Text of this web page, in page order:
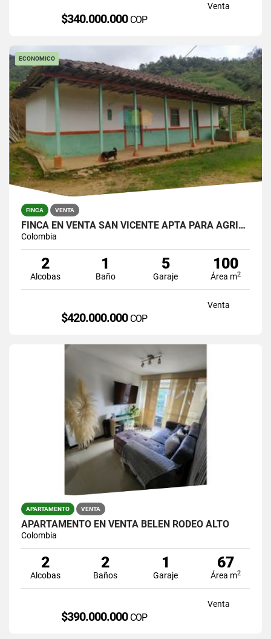
Venta
$340.000.000 COP
ECONOMICO
FINCA VENTA
FINCA EN VENTA SAN VICENTE APTA PARA AGRICULTURA
Colombia
2
Alcobas
1
Baño
5
Garaje
100
Área m2
Venta
$420.000.000 COP
APARTAMENTO VENTA
APARTAMENTO EN VENTA BELÉN RODEO ALTO
Colombia
2
Alcobas
2
Baños
1
Garaje
67
Área m2
Venta
$390.000.000 COP